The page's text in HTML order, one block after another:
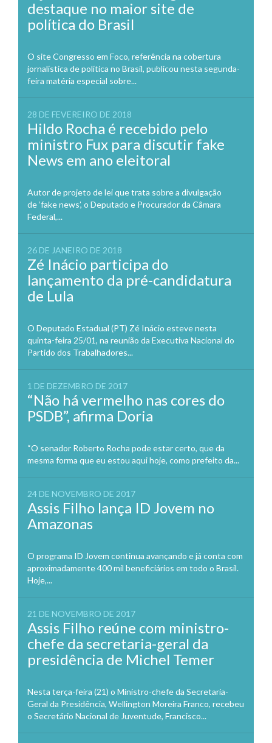
destaque no maior site de
política do Brasil
O site Congresso em Foco, referência na cobertura
jornalística de política no Brasil, publicou nesta segunda-
feira matéria especial sobre...
28 DE FEVEREIRO DE 2018
Hildo Rocha é recebido pelo
ministro Fux para discutir fake
News em ano eleitoral
Autor de projeto de lei que trata sobre a divulgação
de ‘fake news’, o Deputado e Procurador da Câmara
Federal,...
26 DE JANEIRO DE 2018
Zé Inácio participa do
lançamento da pré-candidatura
de Lula
O Deputado Estadual (PT) Zé Inácio esteve nesta
quinta-feira 25/01, na reunião da Executiva Nacional do
Partido dos Trabalhadores...
1 DE DEZEMBRO DE 2017
“Não há vermelho nas cores do
PSDB”, afirma Doria
“O senador Roberto Rocha pode estar certo, que da
mesma forma que eu estou aqui hoje, como prefeito da...
24 DE NOVEMBRO DE 2017
Assis Filho lança ID Jovem no
Amazonas
O programa ID Jovem continua avançando e já conta com
aproximadamente 400 mil beneficiários em todo o Brasil.
Hoje,...
21 DE NOVEMBRO DE 2017
Assis Filho reúne com ministro-
chefe da secretaria-geral da
presidência de Michel Temer
Nesta terça-feira (21) o Ministro-chefe da Secretaria-
Geral da Presidência, Wellington Moreira Franco, recebeu
o Secretário Nacional de Juventude, Francisco...